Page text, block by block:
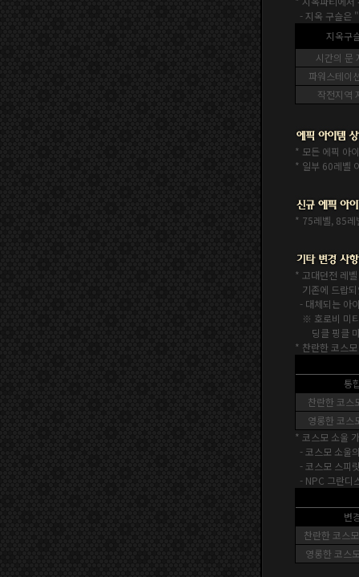
- 지옥 구슬은
지옥구
시간의 문
파워스테이
작전지역
* 모든 에픽 아
* 일부 60레벨
* 75레벨, 85레
* 고대던전 레
기존에 드랍
- 대체되는 아
※ 호로비 미
딩클 핑클 마
* 찬란한 코스
통
찬란한 코스
영롱한 코스
* 코스모 소울
-코스모 소울
- 코스모 스피
- NPC 그란디
변
찬란한 코스
영롱한 코스